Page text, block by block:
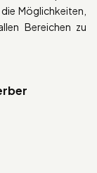
Möglichkeiten,
Bereichen zu